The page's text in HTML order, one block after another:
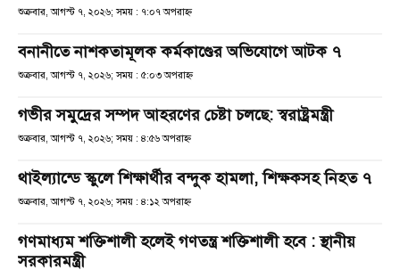
শুক্রবার, আগস্ট ৭, ২০২৬; সময় : ৭:০৭ অপরাহ্ণ
বনানীতে নাশকতামূলক কর্মকাণ্ডের অভিযোগে আটক ৭
শুক্রবার, আগস্ট ৭, ২০২৬; সময় : ৫:০৩ অপরাহ্ণ
গভীর সমুদ্রের সম্পদ আহরণের চেষ্টা চলছে: স্বরাষ্ট্রমন্ত্রী
শুক্রবার, আগস্ট ৭, ২০২৬; সময় : ৪:৫৬ অপরাহ্ণ
থাইল্যান্ডে স্কুলে শিক্ষার্থীর বন্দুক হামলা, শিক্ষকসহ নিহত ৭
শুক্রবার, আগস্ট ৭, ২০২৬; সময় : ৪:১২ অপরাহ্ণ
গণমাধ্যম শক্তিশালী হলেই গণতন্ত্র শক্তিশালী হবে : স্থানীয়
সরকারমন্ত্রী